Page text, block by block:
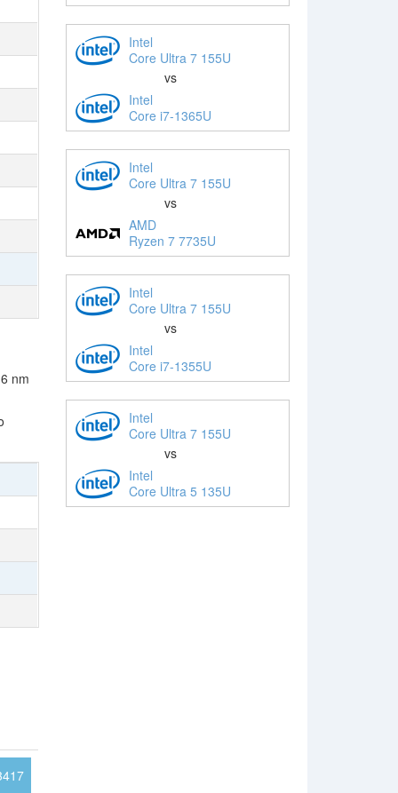
nm
Intel
Core Ultra 7 155U
vs
Intel
Core i7-1365U
Intel
Core Ultra 7 155U
vs
AMD
Ryzen 7 7735U
Intel
Core Ultra 7 155U
vs
Intel
Core i7-1355U
Intel
Core Ultra 7 155U
vs
Intel
Core Ultra 5 135U